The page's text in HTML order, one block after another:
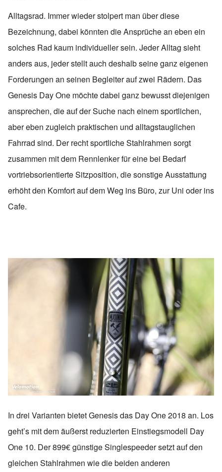
Alltagsrad. Immer wieder stolpert man über diese
Bezeichnung, dabei könnten die Ansprüche an eben ein
solches Rad kaum individueller sein. Jeder Alltag sieht
anders aus, jeder stellt auch deshalb seine ganz eigenen
Forderungen an seinen Begleiter auf zwei Rädern. Das
Genesis Day One möchte dabei ganz bewusst diejenigen
ansprechen, die auf der Suche nach einem sportlichen,
aber eben zugleich praktischen und alltagstauglichen
Fahrrad sind. Der recht sportliche Stahlrahmen sorgt
zusammen mit dem Rennlenker für eine bei Bedarf
vortriebsorientierte Sitzposition, die sonstige Ausstattung
erhöht den Komfort auf dem Weg ins Büro, zur Uni oder ins
Cafe.
In drei Varianten bietet Genesis das Day One 2018 an. Los
geht’s mit dem äußerst reduzierten Einstiegsmodell Day
One 10. Der 899€ günstige Singlespeeder setzt auf den
gleichen Stahlrahmen wie die beiden anderen